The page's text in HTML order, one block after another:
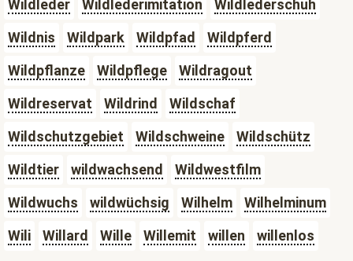
Wildleder Wildlederimitation
Wildlederschuh
Wildnis
Wildpark Wildpfad
Wildpferd
Wildpflanze
Wildpflege
Wildragout
Wildreservat
Wildrind
Wildschaf
Wildschutzgebiet
Wildschweine
Wildschütz
Wildtier
wildwachsend
Wildwestfilm
Wildwuchs
wildwüchsig Wilhelm
Wilhelminum
Wili
Willard Wille Willemit willen willenlos